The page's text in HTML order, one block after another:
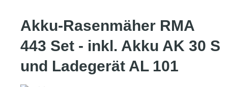
Akku-Rasenmäher RMA
443 Set - inkl. Akku AK 30 S
und Ladegerät AL 101